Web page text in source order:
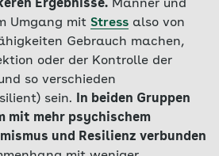
Ergebnisse. Männer und
Umgang mit Stress also von
Gebrauch machen,
oder der Kontrolle der
so verschieden
sein.
In beiden Gruppen
mit mehr psychischem
und Resilienz verbunden